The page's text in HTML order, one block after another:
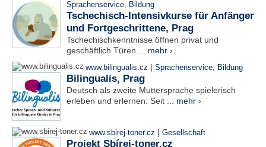
Sprachenservice, Bildung
Tschechisch-Intensivkurse für Anfänger
und Fortgeschrittene, Prag
Tschechischkenntnisse öffnen privat und
geschäftlich Türen.... mehr ›
www.bilingualis.cz | Sprachenservice, Bildung
Bilingualis, Prag
Deutsch als zweite Muttersprache spielerisch
erleben und erlernen: Seit ... mehr ›
www.sbirej-toner.cz | Gesellschaft
Projekt Sbírej-toner.cz